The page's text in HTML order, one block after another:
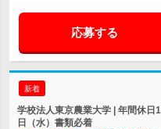
応募する
新着
学校法人東京農業大学 | 年間休
日（水）書類必着